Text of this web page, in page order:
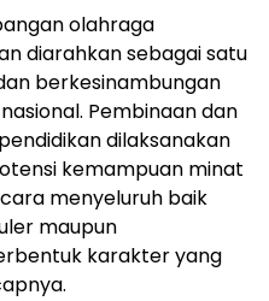
olahraga
diarahkan sebagai satu
berkesinambungan
Pembinaan dan
dilaksanakan
kemampuan minat
menyeluruh baik
maupun
karakter yang